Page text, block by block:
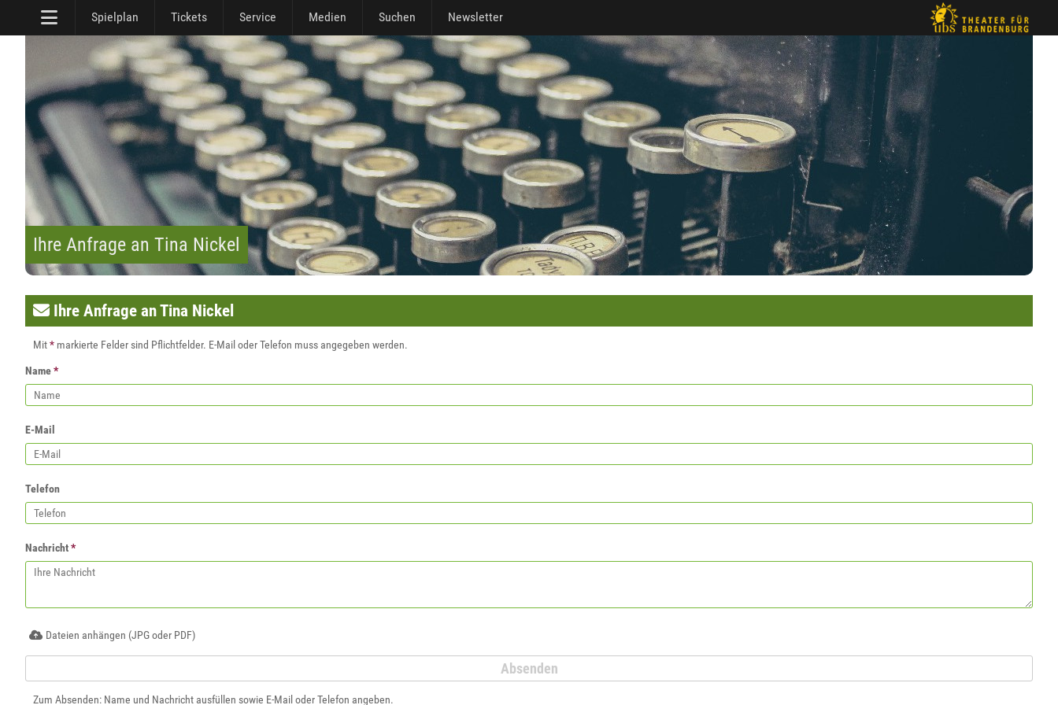
Spielplan Tickets Service Medien Suchen Newsletter
Ihre Anfrage an Tina Nickel
Ihre Anfrage an Tina Nickel
Mit* markierte Felder sind Pflichtfelder. E-Mail oder Telefon muss angegeben werden.
Name*
E-Mail
Telefon
Nachricht*
Dateien anhängen (JPG oder PDF)
Zum Absenden: Name und Nachricht ausfüllen sowie E-Mail oder Telefon angeben.